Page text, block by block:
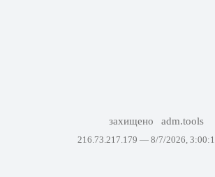
захищено adm.tools
216.73.217.179 — 8/7/2026,